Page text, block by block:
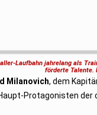
Laufbahn jahrelang als
förderte Talente.
Milanovich, dem
Protagonisten